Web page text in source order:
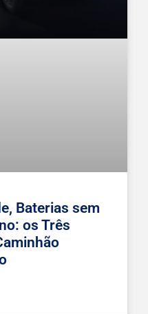
Baterias sem
os Três